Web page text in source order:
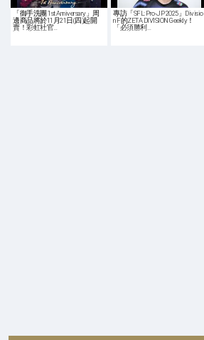
「御手洗團 1st Anniversary」周
邊商品將於11月21日(四)起開
賣！彩虹社官…
專訪「SFL: Pro-JP 2025」Divisio
n F的ZETA DIVISION Geekly！
「必須勝利…